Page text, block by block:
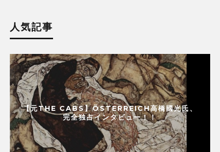
人気記事
【元THE CABS】ÖSTERREICH高橋國光氏、
完全独占インタビュー！！